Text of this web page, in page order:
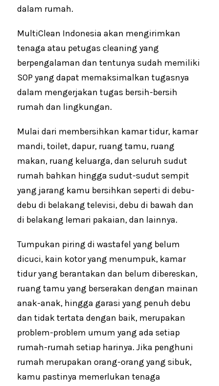
dalam rumah.
MultiClean Indonesia akan mengirimkan
tenaga atau petugas cleaning yang
berpengalaman dan tentunya sudah memiliki
SOP yang dapat memaksimalkan tugasnya
dalam mengerjakan tugas bersih-bersih
rumah dan lingkungan.
Mulai dari membersihkan kamar tidur, kamar
mandi, toilet, dapur, ruang tamu, ruang
makan, ruang keluarga, dan seluruh sudut
rumah bahkan hingga sudut-sudut sempit
yang jarang kamu bersihkan seperti di debu-
debu di belakang televisi, debu di bawah dan
di belakang lemari pakaian, dan lainnya.
Tumpukan piring di wastafel yang belum
dicuci, kain kotor yang menumpuk, kamar
tidur yang berantakan dan belum dibereskan,
ruang tamu yang berserakan dengan mainan
anak-anak, hingga garasi yang penuh debu
dan tidak tertata dengan baik, merupakan
problem-problem umum yang ada setiap
rumah-rumah setiap harinya. Jika penghuni
rumah merupakan orang-orang yang sibuk,
kamu pastinya memerlukan tenaga